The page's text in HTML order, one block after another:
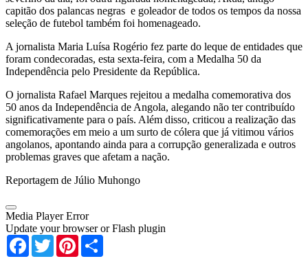
capitão dos palancas negras e goleador de todos os tempos da nossa
seleção de futebol também foi homenageado.
A jornalista Maria Luísa Rogério fez parte do leque de entidades que
foram condecoradas, esta sexta-feira, com a Medalha 50 da
Independência pelo Presidente da República.
O jornalista Rafael Marques rejeitou a medalha comemorativa dos
50 anos da Independência de Angola, alegando não ter contribuído
significativamente para o país. Além disso, criticou a realização das
comemorações em meio a um surto de cólera que já vitimou vários
angolanos, apontando ainda para a corrupção generalizada e outros
problemas graves que afetam a nação.
Reportagem de Júlio Muhongo
Media Player Error
Update your browser or Flash plugin
Facebook
TwitterPinterest